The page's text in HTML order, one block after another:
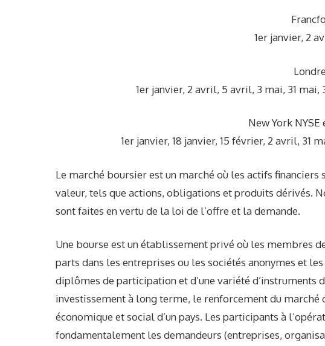
1er janvier, 2
1er janvier, 2 avril, 5 avril, 3 mai, 31
New York NYSE
1er janvier, 18 janvier, 15 février, 2 avril, 31
Le marché boursier est un marché où les actifs
valeur, tels que actions, obligations et produits dérivés.
sont faites en vertu de la loi de l’offre et la demande.
Une bourse est un établissement privé où les membres
parts dans les entreprises ou les sociétés anonymes et
diplômes de participation et d’une variété d’instruments
investissement à long terme, le renforcement du
économique et social d’un pays. Les participants à
fondamentalement les demandeurs (entreprises,